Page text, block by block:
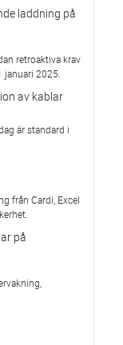
laddning på
retroaktiva krav
2025.
av kablar
är standard i
från Cardi, Excel
på